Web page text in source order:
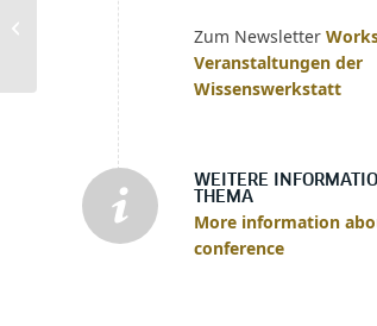
Zum Newsletter
Veranstaltungen der
Wissenswerkstatt
WEITERE
THEMA
More information
conference
– seniles Alterswerk
oder „Schlußstein“ der
Philosophie...